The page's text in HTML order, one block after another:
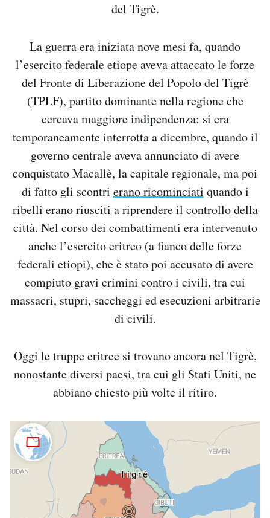
Hai bisogno di aiuto?
Esci
del Tigrè.
La guerra era iniziata nove mesi fa, quando
l’esercito federale etiope aveva attaccato le forze
del Fronte di Liberazione del Popolo del Tigrè
(TPLF), partito dominante nella regione che
cercava maggiore indipendenza: si era
temporaneamente interrotta a dicembre, quando il
governo centrale aveva annunciato di avere
conquistato Macallè, la capitale regionale, ma poi
di fatto gli scontri erano ricominciati quando i
ribelli erano riusciti a riprendere il controllo della
città. Nel corso dei combattimenti era intervenuto
anche l’esercito eritreo (a fianco delle forze
federali etiopi), che è stato poi accusato di avere
compiuto gravi crimini contro i civili, tra cui
massacri, stupri, saccheggi ed esecuzioni arbitrarie
di civili.
Oggi le truppe eritree si trovano ancora nel Tigrè,
nonostante diversi paesi, tra cui gli Stati Uniti, ne
abbiano chiesto più volte il ritiro.